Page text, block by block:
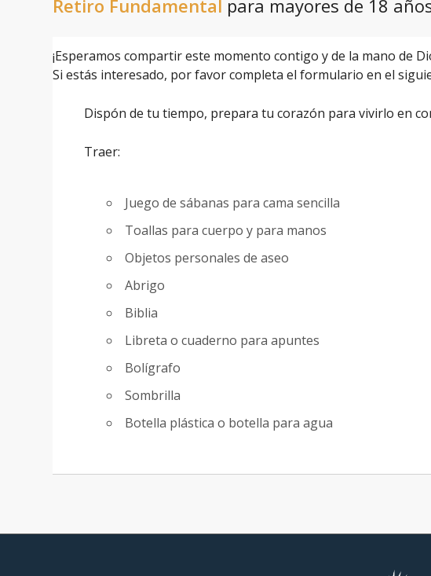
Retiro Fundamental para mayores de 18
¡Esperamos compartir este momento contigo y de la mano de
Si estás interesado, por favor completa el formulario en el
Dispón de tu tiempo, prepara tu corazón para vivirlo en
Traer:
Juego de sábanas para cama sencilla
Toallas para cuerpo y para manos
Objetos personales de aseo
Abrigo
Biblia
Libreta o cuaderno para apuntes
Bolígrafo
Sombrilla
Botella plástica o botella para agua